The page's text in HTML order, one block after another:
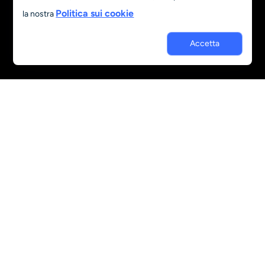
la nostra Politica sui cookie
Accetta